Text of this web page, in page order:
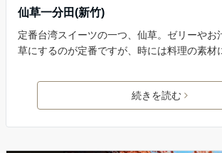
仙草一分田(新竹)
定番台湾スイーツの一つ、仙草。ゼリーやお
草にするのが定番ですが、時には料理の素材
続きを読む